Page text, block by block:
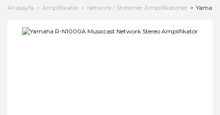
Anasayfa Amplifikatör Network / Streamer Amplifikatörler